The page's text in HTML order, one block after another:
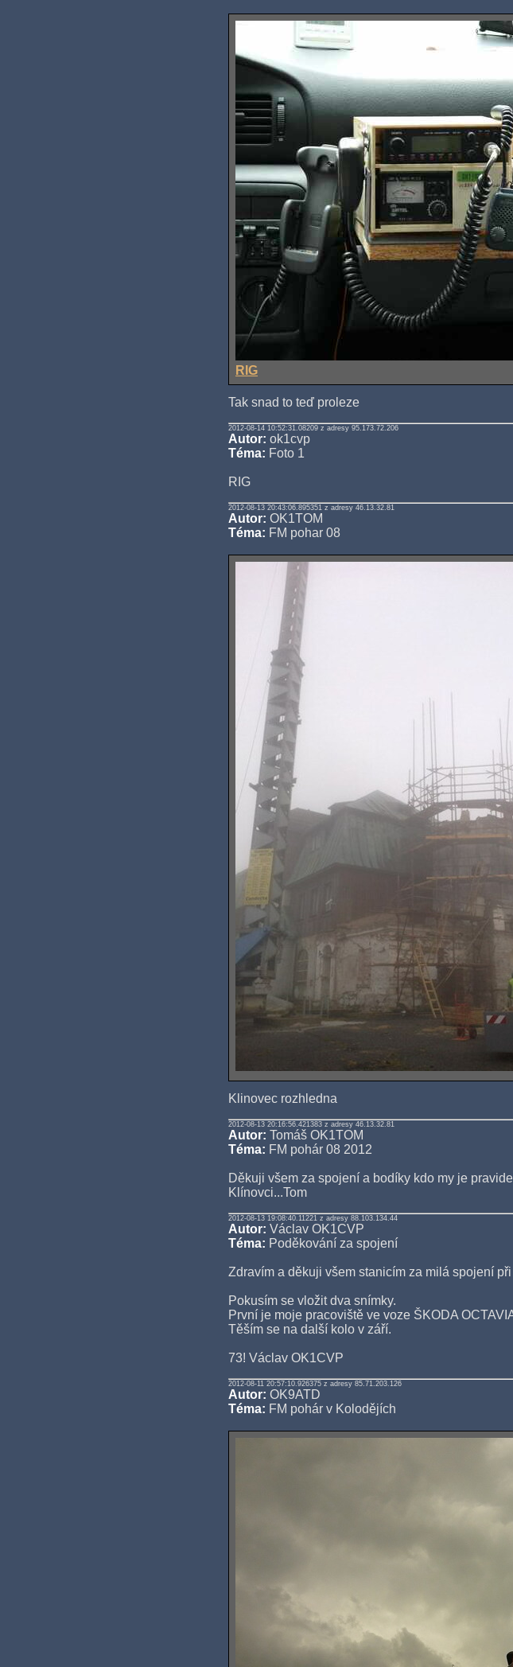
RIG
Tak snad to teď proleze
2012-08-14 10:52:31.08209 z adresy 95.173.72.206
Autor: ok1cvp
Téma: Foto 1
RIG
2012-08-13 20:43:06.895351 z adresy 46.13.32.81
Autor: OK1TOM
Téma: FM pohar 08
Klinovec rozhledna
2012-08-13 20:16:56.421383 z adresy 46.13.32.81
Autor: Tomáš OK1TOM
Téma: FM pohár 08 2012
Děkuji všem za spojení a bodíky kdo my je
Klínovci...Tom
2012-08-13 19:08:40.11221 z adresy 88.103.134.44
Autor: Václav OK1CVP
Téma: Poděkování za spojení
Zdravím a děkuji všem stanicím za milá spojení
Pokusím se vložit dva snímky.
První je moje pracoviště ve voze ŠKODA
Těším se na další kolo v září.
73! Václav OK1CVP
2012-08-11 20:57:10.926375 z adresy 85.71.203.126
Autor: OK9ATD
Téma: FM pohár v Kolodějích